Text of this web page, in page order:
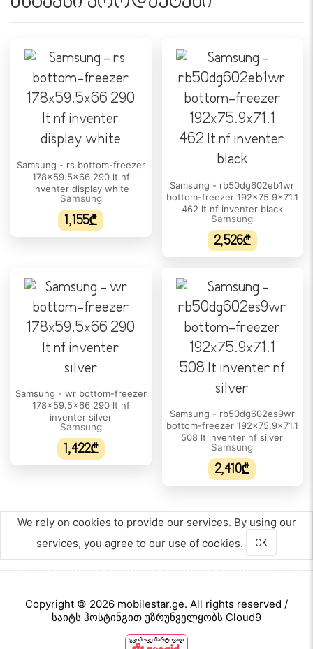
კამერების რაოდენობა:
კარების რაოდენობა:
კლიმატის კლასი:
SN / T
4
თაროების მასალა:
ნაწრთობი მინა
კარის სათავსო:
ბოსტნეულის კალათების რაოდენობა:
კვერცხის კონტეინერი:
დიახ
მაცივრის ხმაურის დონე:
41 dB
ᲡᲐᲧᲘᲜᲣᲚᲘᲡ ᲛᲐᲮᲐᲡᲘᲐᲗᲔᲑᲚᲔᲑᲘ
მშრალი ყინვა:
ყინულის ლღვობის სისტემა:
ავტომატური
გაგრილების სისტემა :
უჯრის რაოდენობა:
Samsung - rs bottom-freezer
178x59.5x66 290 lt nf
inventer display white
Samsung
1,155₾
Samsung - rb50dg602eb1wr
bottom-freezer 192x75.9x71.1
462 lt nf inventer black
Samsung
2,526₾
Samsung - wr bottom-freezer
178x59.5x66 290 lt nf
inventer silver
Samsung
1,422₾
Samsung - rb50dg602es9wr
bottom-freezer 192x75.9x71.1
508 lt inventer nf silver
Samsung
2,410₾
We rely on cookies to provide our services. By using our
services, you agree to our use of cookies.
OK
Copyright © 2026 mobilestar.ge. All rights reserved /
საიტს ჰოსტინგით უზრუნველყობს Cloud9